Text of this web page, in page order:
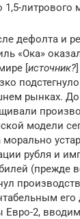
литрового
дефолта и
«Ока»
[источник?
рынках.
модели
рубля и
(прежде
2,